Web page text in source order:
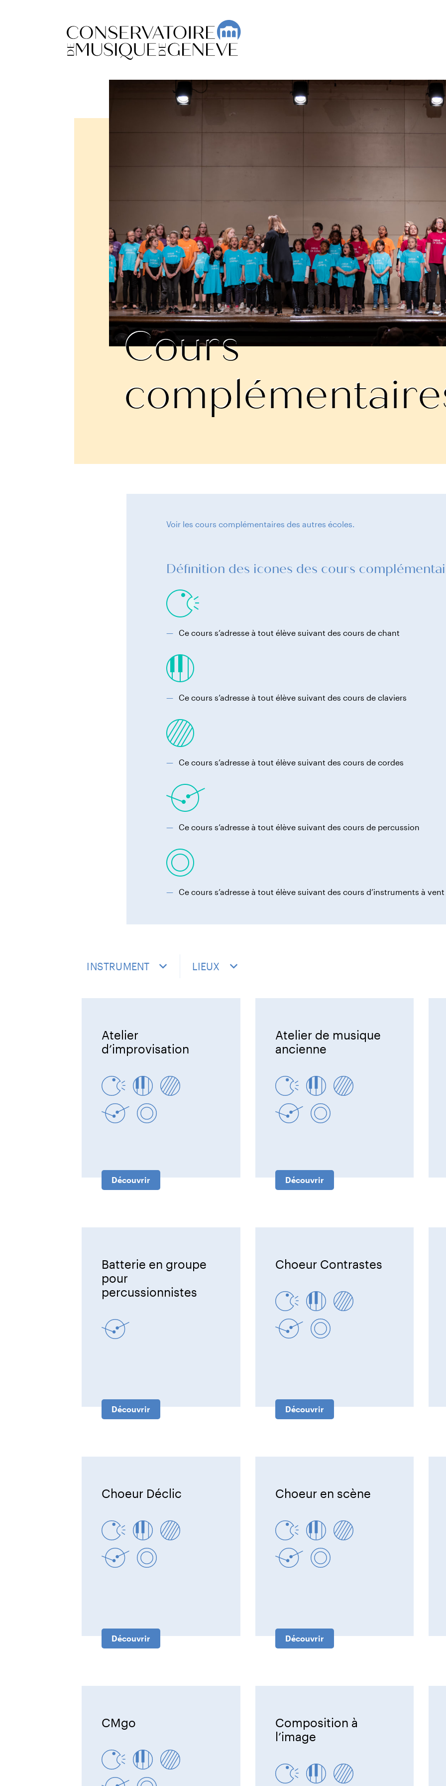
Cours
Voir les cours complémentaires des autres écoles.
Définition des icones des cours
Ce cours s’adresse à tout élève suivant des cours de chant
Ce cours s’adresse à tout élève suivant des cours de claviers
Ce cours s’adresse à tout élève suivant des cours de cordes
Ce cours s’adresse à tout élève suivant des cours de percussion
Ce cours s’adresse à tout élève suivant des cours d’instruments à vent
INSTRUMENT LIEUX
Atelier
d’improvisation
Découvrir
Atelier de musique
ancienne
Découvrir
Batterie en groupe
pour
percussionnistes
Découvrir
Choeur Contrastes
Découvrir
Choeur Déclic
Découvrir
Choeur en scène
Découvrir
CMgo
Composition à
l’image